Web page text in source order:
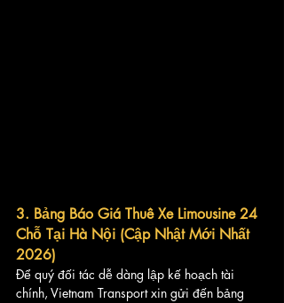
3. Bảng Báo Giá Thuê Xe Limousine 24
Chỗ Tại Hà Nội (Cập Nhật Mới Nhất
2026)
Để quý đối tác dễ dàng lập kế hoạch tài
chính, Vietnam Transport xin gửi đến bảng